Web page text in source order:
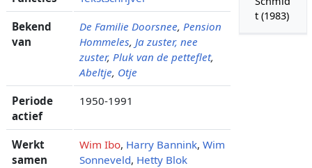
t (1983)
Bekend
van
De Familie Doorsnee, Pension
Hommeles, Ja zuster, nee
zuster, Pluk van de petteflet,
Abeltje, Otje
Periode
actief
1950-1991
Werkt
samen
Wim Ibo, Harry Bannink, Wim
Sonneveld, Hetty Blok